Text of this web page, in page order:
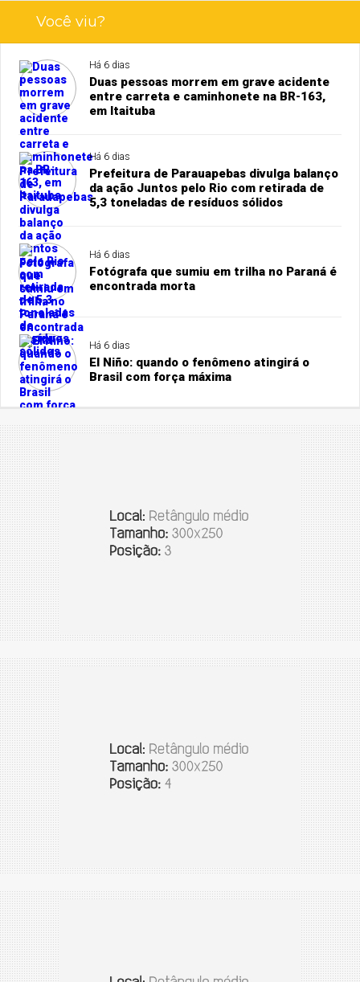
Você viu?
Há 6 dias
Duas pessoas morrem em grave acidente
entre carreta e caminhonete na BR-163,
em Itaituba
Há 6 dias
Prefeitura de Parauapebas divulga balanço
da ação Juntos pelo Rio com retirada de
5,3 toneladas de resíduos sólidos
Há 6 dias
Fotógrafa que sumiu em trilha no Paraná é
encontrada morta
Há 6 dias
El Niño: quando o fenômeno atingirá o
Brasil com força máxima